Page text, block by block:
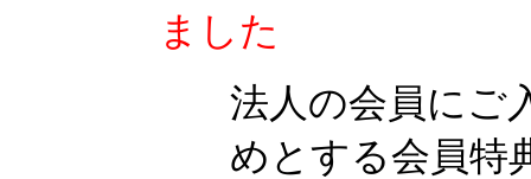
ました
法人の会員にご
めとする会員特